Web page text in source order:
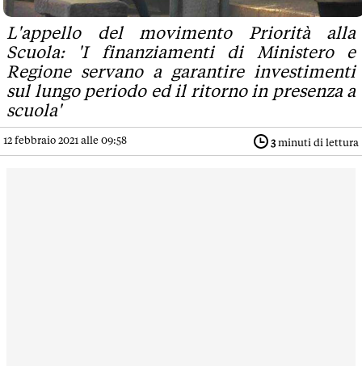
L'appello del movimento Priorità alla
Scuola: 'I finanziamenti di Ministero e
Regione servano a garantire investimenti
sul lungo periodo ed il ritorno in presenza a
scuola'
12 febbraio 2021 alle 09:58 3minuti di lettura